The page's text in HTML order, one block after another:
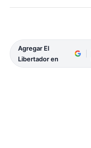
Agregar El
Libertador en